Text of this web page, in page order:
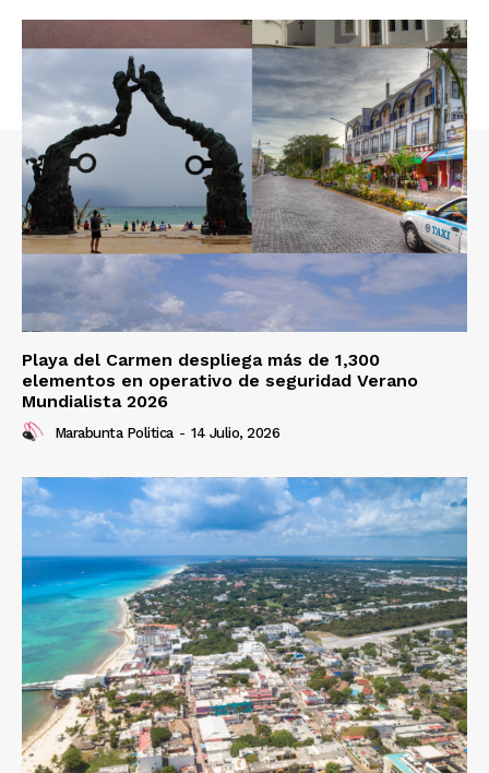
Playa del Carmen despliega más de 1,300
elementos en operativo de seguridad Verano
Mundialista 2026
Marabunta Politica - 14 Julio, 2026